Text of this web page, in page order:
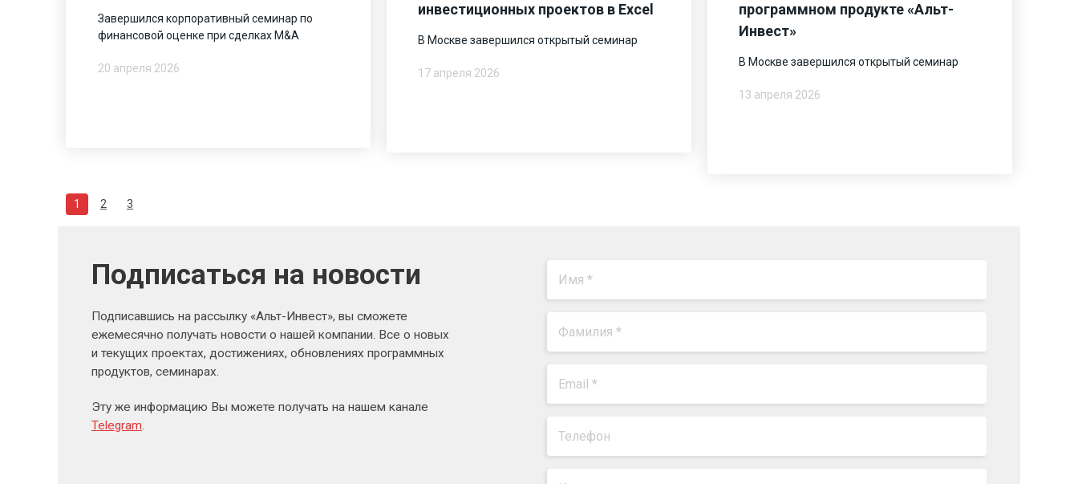
Завершился корпоративный семинар по
финансовой оценке при сделках M&A
20 апреля 2026
инвестиционных проектов в Excel
В Москве завершился открытый семинар
17 апреля 2026
программном продукте «Альт-
Инвест»
В Москве завершился открытый семинар
13 апреля 2026
1 2 3
Подписаться на новости
Подписавшись на рассылку «Альт-Инвест», вы сможете
ежемесячно получать новости о нашей компании. Все о новых
и текущих проектах, достижениях, обновлениях программных
продуктов, семинарах.
Эту же информацию Вы можете получать на нашем канале
Telegram.